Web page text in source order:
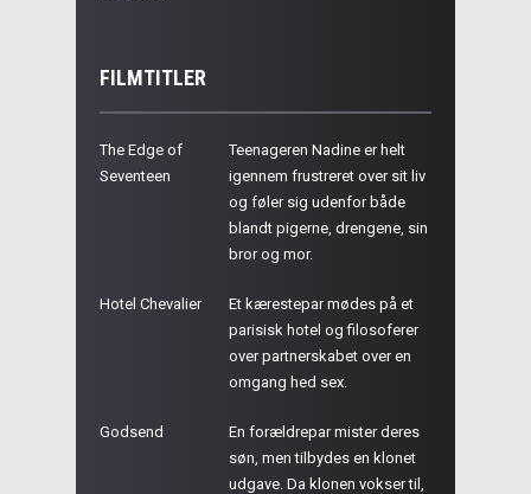
FILMTITLER
The Edge of
Seventeen
Teenageren Nadine er helt
igennem frustreret over sit liv
og føler sig udenfor både
blandt pigerne, drengene, sin
bror og mor.
Hotel Chevalier
Et kærestepar mødes på et
parisisk hotel og filosoferer
over partnerskabet over en
omgang hed sex.
Godsend
En forældrepar mister deres
søn, men tilbydes en klonet
udgave. Da klonen vokser til,